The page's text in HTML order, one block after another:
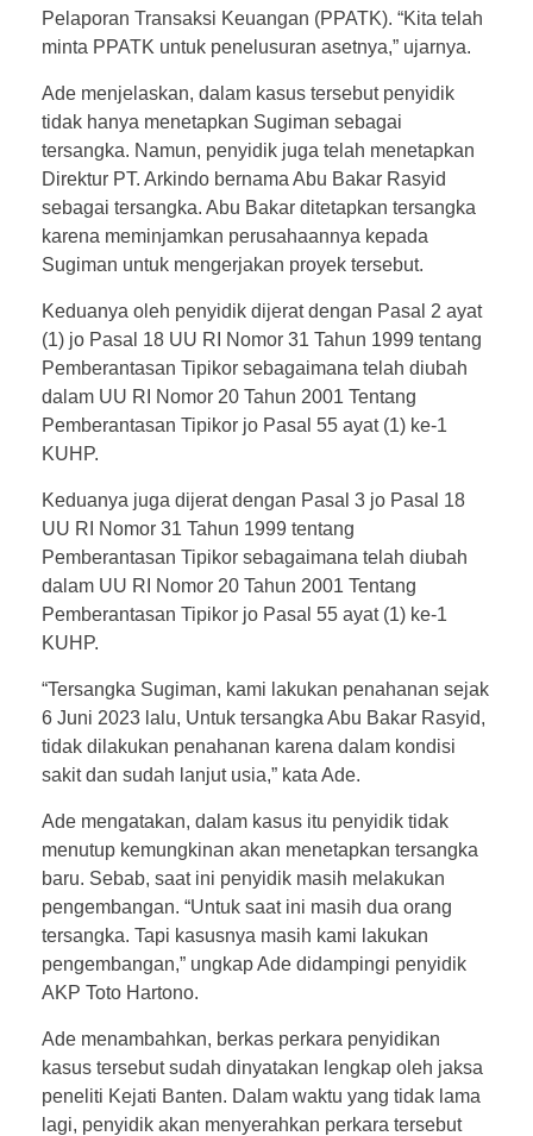
Pelaporan Transaksi Keuangan (PPATK). “Kita telah
minta PPATK untuk penelusuran asetnya,” ujarnya.
Ade menjelaskan, dalam kasus tersebut penyidik
tidak hanya menetapkan Sugiman sebagai
tersangka. Namun, penyidik juga telah menetapkan
Direktur PT. Arkindo bernama Abu Bakar Rasyid
sebagai tersangka. Abu Bakar ditetapkan tersangka
karena meminjamkan perusahaannya kepada
Sugiman untuk mengerjakan proyek tersebut.
Keduanya oleh penyidik dijerat dengan Pasal 2 ayat
(1) jo Pasal 18 UU RI Nomor 31 Tahun 1999 tentang
Pemberantasan Tipikor sebagaimana telah diubah
dalam UU RI Nomor 20 Tahun 2001 Tentang
Pemberantasan Tipikor jo Pasal 55 ayat (1) ke-1
KUHP.
Keduanya juga dijerat dengan Pasal 3 jo Pasal 18
UU RI Nomor 31 Tahun 1999 tentang
Pemberantasan Tipikor sebagaimana telah diubah
dalam UU RI Nomor 20 Tahun 2001 Tentang
Pemberantasan Tipikor jo Pasal 55 ayat (1) ke-1
KUHP.
“Tersangka Sugiman, kami lakukan penahanan sejak
6 Juni 2023 lalu, Untuk tersangka Abu Bakar Rasyid,
tidak dilakukan penahanan karena dalam kondisi
sakit dan sudah lanjut usia,” kata Ade.
Ade mengatakan, dalam kasus itu penyidik tidak
menutup kemungkinan akan menetapkan tersangka
baru. Sebab, saat ini penyidik masih melakukan
pengembangan. “Untuk saat ini masih dua orang
tersangka. Tapi kasusnya masih kami lakukan
pengembangan,” ungkap Ade didampingi penyidik
AKP Toto Hartono.
Ade menambahkan, berkas perkara penyidikan
kasus tersebut sudah dinyatakan lengkap oleh jaksa
peneliti Kejati Banten. Dalam waktu yang tidak lama
lagi, penyidik akan menyerahkan perkara tersebut